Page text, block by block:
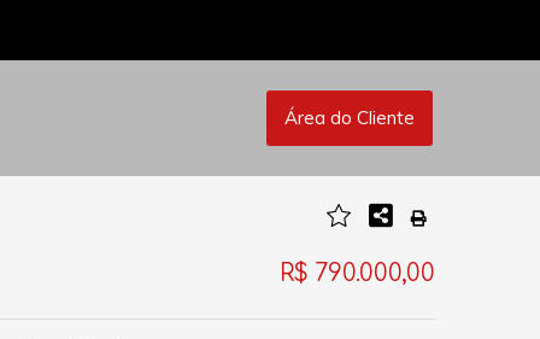
Área do Cliente
R$ 790.000,00